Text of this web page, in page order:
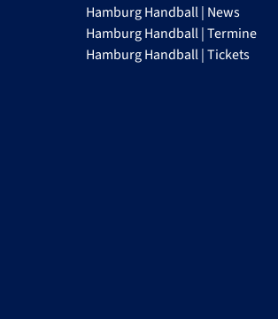
Hamburg Handball | News
Hamburg Handball | Termine
Hamburg Handball | Tickets